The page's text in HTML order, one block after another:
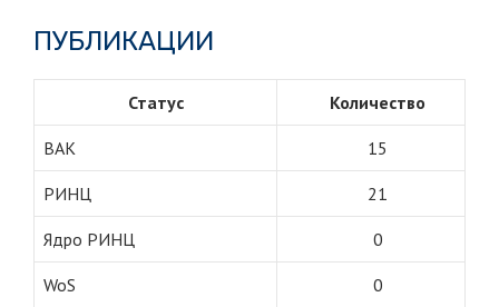
ПУБЛИКАЦИИ
Статус Количество
ВАК 15
РИНЦ 21
Ядро РИНЦ 0
WoS 0